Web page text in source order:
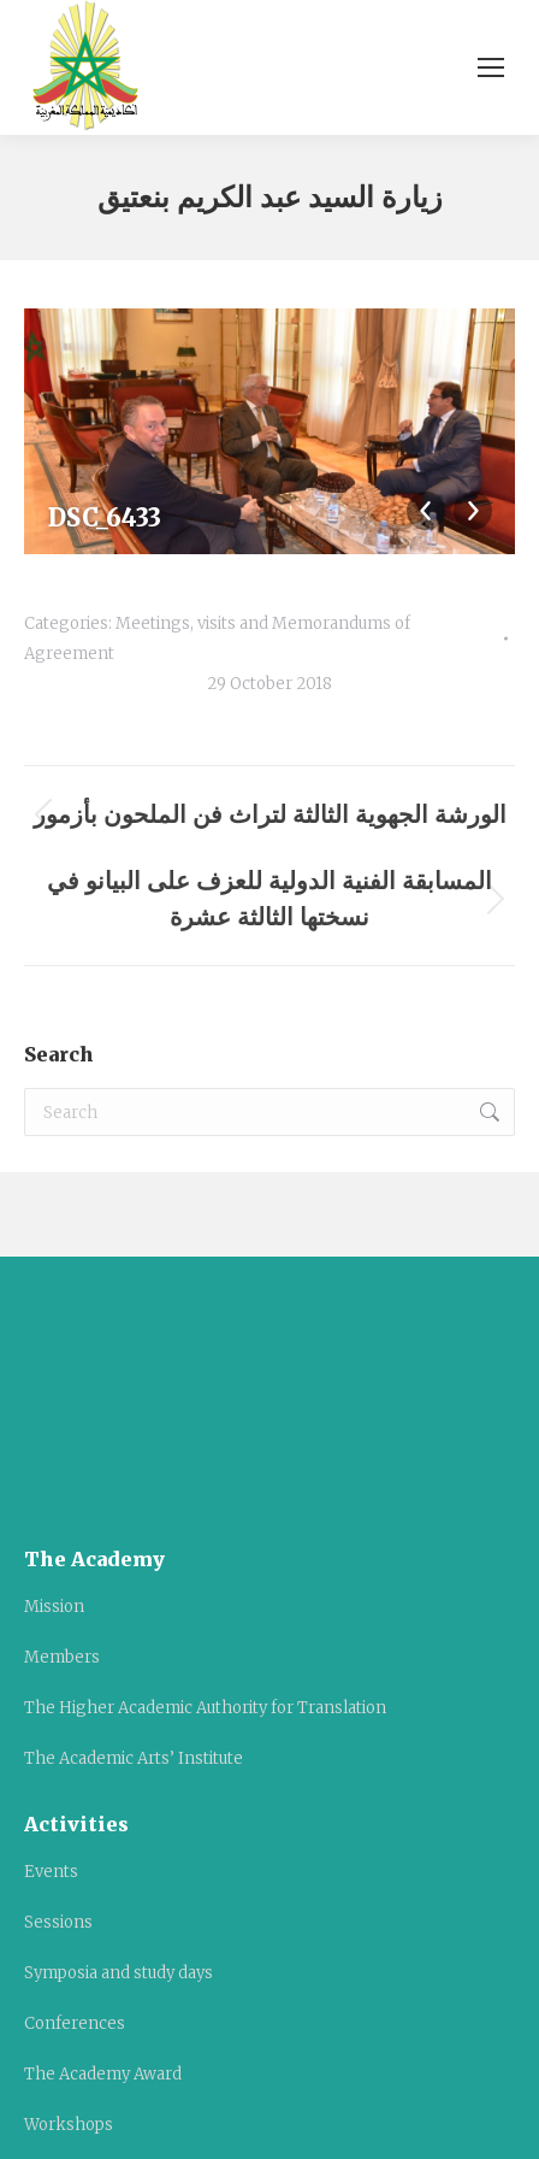
زيارة السيد عبد الكريم بنعتيق
DSC_6433
Categories: Meetings, visits and Memorandums of
Agreement
29 October 2018
Album
navigation
Previous
album:
الورشة الجهوية الثالثة لتراث فن الملحون بأزمور
Next
المسابقة الفنية الدولية للعزف على البيانو في
نسختها الثالثة عشرة
Search
Search:
The Academy
Mission
Members
The Higher Academic Authority for Translation
The Academic Arts’ Institute
Activities
Events
Sessions
Symposia and study days
Conferences
The Academy Award
Workshops